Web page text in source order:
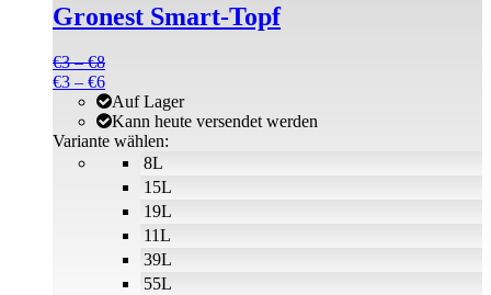
Gronest Smart-Topf
€3 –€8Preisspanne:
€3
bis
€8
€3 – €6Preisspanne:
€3
bis
€6
8L
15L
19L
11L
39L
55L
Auf Lager
Kann heute versendet werden
Variante wählen:
Varianten
auf.
Die
Optionen
können
der
gewählt